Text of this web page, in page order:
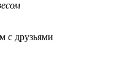
с друзьями